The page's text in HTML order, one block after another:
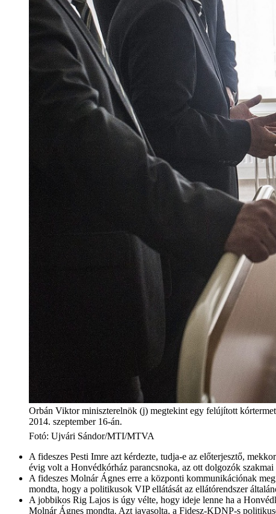
Orbán Viktor miniszterelnök (j) megtekint egy felújított
2014. szeptember 16-án.
Fotó: Ujvári Sándor/MTI/MTVA
A fideszes Pesti Imre azt kérdezte, tudja-e az előterjesztő,
évig volt a Honvédkórház parancsnoka, az ott dolgozók
A fideszes Molnár Ágnes erre a központi kommunikációnak
mondta, hogy a politikusok VIP ellátását az ellátórendszer
A jobbikos Rig Lajos is úgy vélte, hogy ideje lenne ha a
Molnár Ágnes mondta. Azt javasolta, a Fidesz-KDNP-s